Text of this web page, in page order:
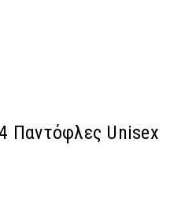
Παντόφλες Unisex